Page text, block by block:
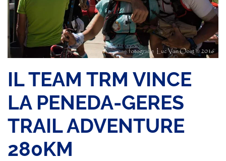
IL TEAM TRM VINCE
LA PENEDA-GERES
TRAIL ADVENTURE
280KM